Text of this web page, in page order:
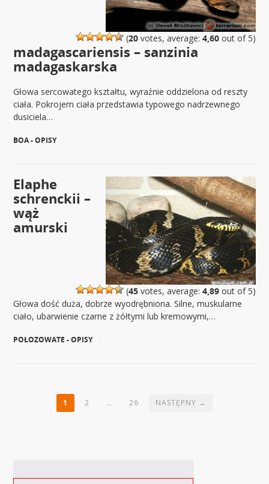
(20votes, average: 4,60out of 5)
madagascariensis – sanzinia
madagaskarska
Głowa sercowatego kształtu, wyraźnie oddzielona od reszty
ciała. Pokrojem ciała przedstawia typowego nadrzewnego
dusiciela…
BOA - OPISY
(45votes, average: 4,89out of 5)
Elaphe
schrenckii –
wąż
amurski
Głowa dość duża, dobrze wyodrębniona. Silne, muskularne
ciało, ubarwienie czarne z żółtymi lub kremowymi,…
POŁOZOWATE - OPISY
1 2 … 26 NASTĘPNY →